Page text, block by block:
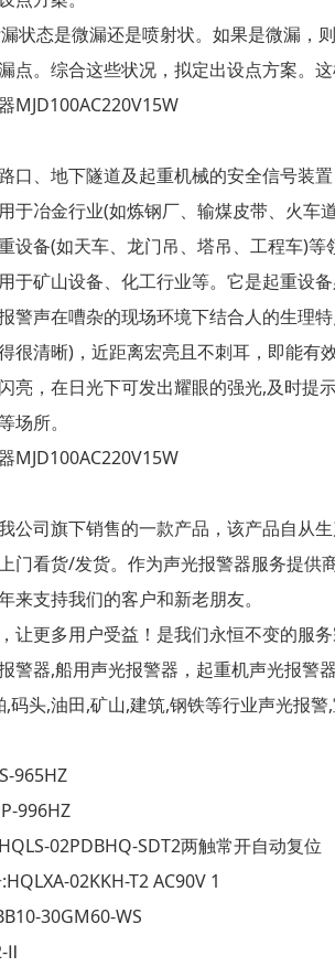
状态是微漏还是喷射状。如果是微漏，
点。综合这些状况，拟定出设点方案。
MJD100AC220V15W
口、地下隧道及起重机械的安全信号装
于冶金行业(如炼钢厂、输煤皮带、火车
设备(如天车、龙门吊、塔吊、工程车)
于矿山设备、化工行业等。它是起重设
警声在嘈杂的现场环境下结合人的生理
很清晰)，近距离宏亮且不刺耳，即能
亮，在日光下可发出耀眼的强光,及时提
场所。
MJD100AC220V15W
公司旗下销售的一款产品，该产品自从
门看货/发货。作为声光报警器服务提
来支持我们的客户和新老朋友。
让更多用户受益！是我们永恒不变的服务
警器,船用声光报警器，起重机声光报警
码头,油田,矿山,建筑,钢铁等行业声光报
965HZ
996HZ
HQLS-02PDBHQ-SDT2两触常开自动复位
02KKH-T2 AC90V 1
30GM60-WS
Ⅱ